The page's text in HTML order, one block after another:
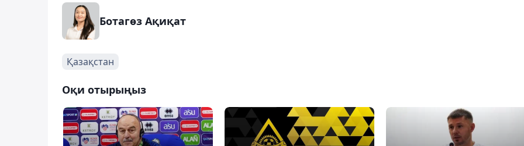
Ботагөз Ақиқат
Қазақстан
Оқи отырыңыз